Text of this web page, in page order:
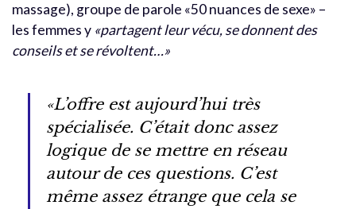
massage), groupe de parole «50 nuances de sexe» –
les femmes y «partagent leur vécu, se donnent des
conseils et se révoltent…»
«L’offre est aujourd’hui très
spécialisée. C’était donc assez
logique de se mettre en réseau
autour de ces questions. C’est
même assez étrange que cela se